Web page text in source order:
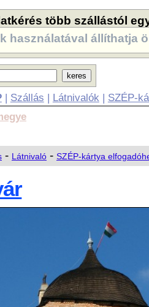
több szállástól
használatával állíthatja
| Szállás | Látnivalók | SZÉP-
- Látnivaló - SZÉP-kártya